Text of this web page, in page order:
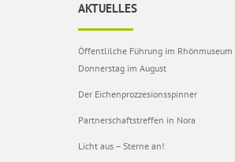
AKTUELLES
Öffentlilche Führung im Rhönmuseum
Donnerstag im August
Der Eichenprozzesionsspinner
Partnerschaftstreffen in Nora
Licht aus – Sterne an!